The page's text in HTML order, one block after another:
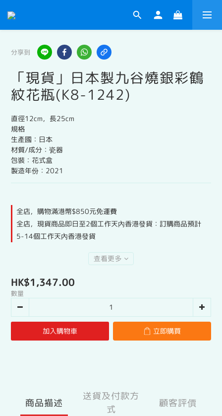
分享到
「現貨」日本製九谷燒銀彩鶴
紋花瓶(K8-1242)
直徑12cm，長25cm
規格
生產國：日本
材質/成分：瓷器
包裝：花式盒
製造年份：2021
全店，購物滿港幣$850元免運費
全店，現貨商品即日至2個工作天內香港發貨：訂購商品預計
5-14個工作天內香港發貨
查看更多
HK$1,347.00
數量
加入購物車 立即購買
商品描述
送貨及付款方
式
顧客評價